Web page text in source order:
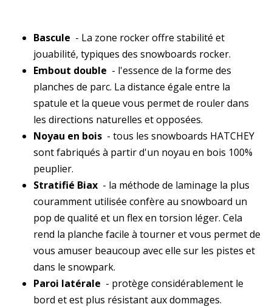
Bascule - La zone rocker offre stabilité et
jouabilité, typiques des snowboards rocker.
Embout double - l'essence de la forme des
planches de parc. La distance égale entre la
spatule et la queue vous permet de rouler dans
les directions naturelles et opposées.
Noyau en bois - tous les snowboards HATCHEY
sont fabriqués à partir d'un noyau en bois 100%
peuplier.
Stratifié Biax - la méthode de laminage la plus
couramment utilisée confère au snowboard un
pop de qualité et un flex en torsion léger. Cela
rend la planche facile à tourner et vous permet de
vous amuser beaucoup avec elle sur les pistes et
dans le snowpark.
Paroi latérale - protège considérablement le
bord et est plus résistant aux dommages.